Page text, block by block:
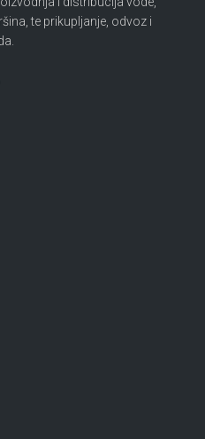
te prikupljanje, odvoz i